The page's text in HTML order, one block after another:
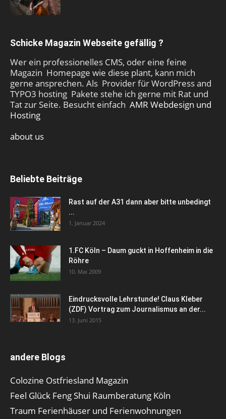
Schicke Magazin Webseite gefällig ?
Wer ein professionelles CMS, oder eine feine
Magazin Homepage wie diese plant, kann mich
gerne ansprechen. Als Provider für WordPress and
TYPO3 hosting Pakete stehe ich gerne mit Rat und
Tat zur Seite. Besucht einfach AMR Webdesign und
Hosting
about us
Beliebte Beiträge
Rast auf der A31 dann aber bitte unbedingt
...
1. Januar 2024
1.FC Köln – Daum guckt in Hoffenheim in die
Röhre
10. Mai 2009
Eindrucksvolle Lehrstunde! Claus Kleber
(ZDF) Vortrag zum Journalismus an der...
13. Juni 2015
andere Blogs
Colozine Ostfriesland Magazin
Feel Glück Feng Shui Raumberatung Köln
Traum Ferienhäuser und Ferienwohnungen